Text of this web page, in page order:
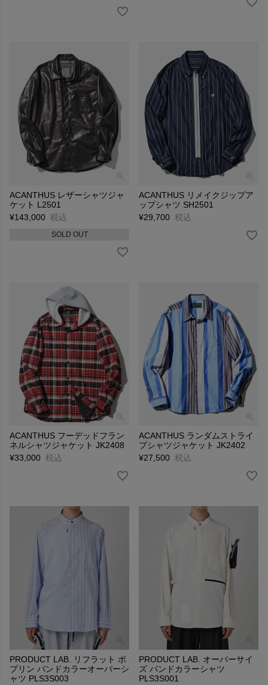
ACANTHUS レザーシャツジャ
ケット L2501
¥143,000 税込
SOLD OUT
ACANTHUS リメイクジップア
ップシャツ SH2501
¥29,700 税込
ACANTHUS フーデッドフラン
ネルシャツジャケット JK2408
¥33,000 税込
ACANTHUS ランダムストライ
プシャツジャケット JK2402
¥27,500 税込
PRODUCT LAB. リフラット ポ
プリン バンドカラーオーバーシ
ャツ PLS3S003
PRODUCT LAB. オーバーサイ
ズ バンドカラーシャツ
PLS3S001